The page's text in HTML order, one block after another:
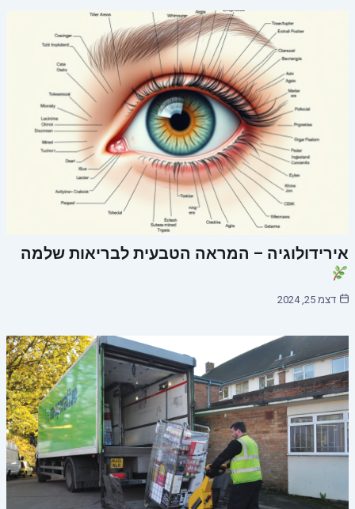
אירידולוגיה – המראה הטבעית לבריאות שלמה
דצמ 25, 2024